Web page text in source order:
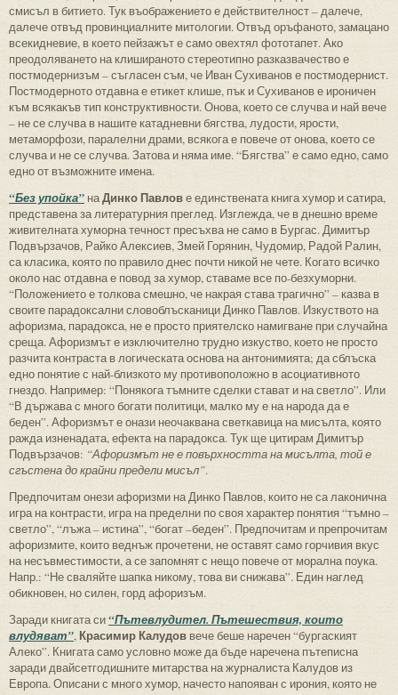
смисъл в битието. Тук въображението е действителност – далече,
далече отвъд провинциалните митологии. Отвъд оръфаното, замацано
всекидневие, в което пейзажът е само овехтял фототапет. Ако
преодоляването на клишираното стереотипно разказвачество е
постмодернизъм – съгласен съм, че Иван Сухиванов е постмодернист.
Постмодерното отдавна е етикет клише, пък и Сухиванов е ироничен
към всякакъв тип конструктивности. Онова, което се случва и най вече
– не се случва в нашите катадневни бягства, лудости, ярости,
метаморфози, паралелни драми, всякога е повече от онова, което се
случва и не се случва. Затова и няма име. “Бягства” е само едно, само
едно от възможните имена.
“Без упойка” наДинко Павлове единствената книга хумор и сатира,
представена за литературния преглед. Изглежда, че в днешно време
живителната хуморна течност пресъхва не само в Бургас. Димитър
Подвързачов, Райко Алексиев, Змей Горянин, Чудомир, Радой Ралин,
са класика, която по правило днес почти никой не чете. Когато всичко
около нас отдавна е повод за хумор, ставаме все по-безхуморни.
“Положението е толкова смешно, че накрая става трагично” – казва в
своите парадоксални словоблъсканици Динко Павлов. Изкуството на
афоризма, парадокса, не е просто приятелско намигване при случайна
среща. Афоризмът е изключително трудно изкуство, което не просто
разчита контраста в логическата основа на антонимията; да сблъска
едно понятие с най-близкото му противоположно в асоциативното
гнездо. Например: “Понякога тъмните сделки стават и на светло”. Или
“В държава с много богати политици, малко му е на народа да е
беден”. Афоризмът е онази неочаквана светкавица на мисълта, която
ражда изненадата, ефекта на парадокса. Тук ще цитирам Димитър
Подвързачов: “Афоризмът не е повърхността на мисълта, той е
сгъстена до крайни предели мисъл”.
Предпочитам онези афоризми на Динко Павлов, които не са лаконична
игра на контрасти, игра на пределни по своя характер понятия “тъмно –
светло”, “лъжа – истина”, “богат –беден”. Предпочитам и препрочитам
афоризмите, които веднъж прочетени, не оставят само горчивия вкус
на несъвместимости, а се запомнят с нещо повече от морална поука.
Напр.: “Не сваляйте шапка никому, това ви снижава”. Един наглед
обикновен, но силен, горд афоризъм.
Заради книгата си“Пътевлудител. Пътешествия, които
влудяват”,Красимир Калудов вече беше наречен “бургаският
Алеко”. Книгата само условно може да бъде наречена пътеписна
заради двайсетгодишните митарства на журналиста Калудов из
Европа. Описани с много хумор, начесто напояван с ирония, която не